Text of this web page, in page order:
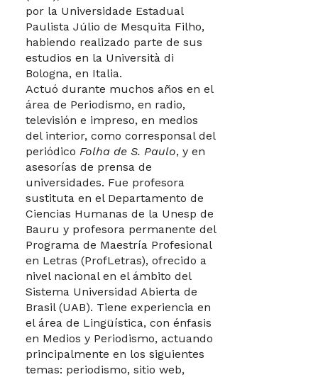
por la Universidade Estadual
Paulista Júlio de Mesquita Filho,
habiendo realizado parte de sus
estudios en la Università di
Bologna, en Italia.
Actuó durante muchos años en el
área de Periodismo, en radio,
televisión e impreso, en medios
del interior, como corresponsal del
periódico Folha de S. Paulo, y en
asesorías de prensa de
universidades. Fue profesora
sustituta en el Departamento de
Ciencias Humanas de la Unesp de
Bauru y profesora permanente del
Programa de Maestría Profesional
en Letras (ProfLetras), ofrecido a
nivel nacional en el ámbito del
Sistema Universidad Abierta de
Brasil (UAB). Tiene experiencia en
el área de Lingüística, con énfasis
en Medios y Periodismo, actuando
principalmente en los siguientes
temas: periodismo, sitio web,